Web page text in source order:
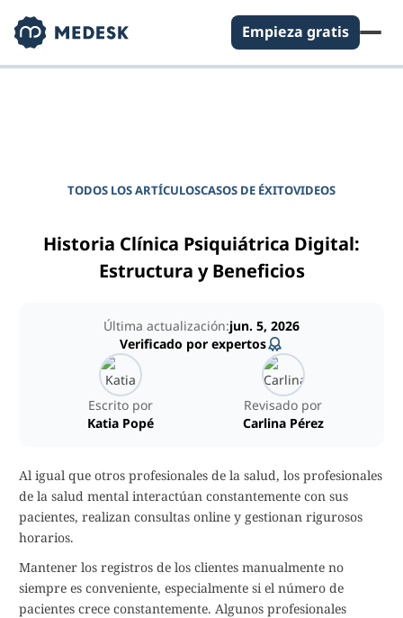
Empieza gratis
TODOS LOS ARTÍCULOSCASOS DE ÉXITOVIDEOS
Historia Clínica Psiquiátrica Digital:
Estructura y Beneficios
Escrito por
Katia Popé
Revisado por
Carlina Pérez
Última actualización:jun. 5, 2026
Verificado por expertos
Al igual que otros profesionales de la salud, los profesionales
de la salud mental interactúan constantemente con sus
pacientes, realizan consultas online y gestionan rigurosos
horarios.
Mantener los registros de los clientes manualmente no
siempre es conveniente, especialmente si el número de
pacientes crece constantemente. Algunos profesionales